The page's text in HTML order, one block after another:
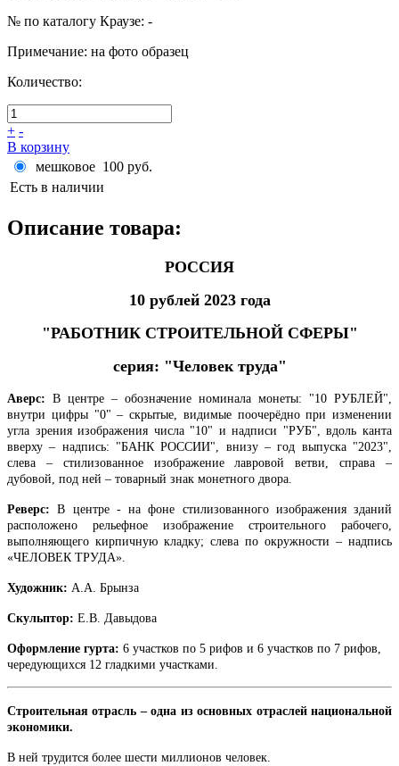
№ по каталогу Краузе: -
Примечание: на фото образец
Количество:
+ -
В корзину
мешковое 100 руб.
Есть в наличии
Описание товара:
РОССИЯ
10 рублей 2023 года
"РАБОТНИК СТРОИТЕЛЬНОЙ СФЕРЫ"
серия: "Человек труда"
Аверс: В центре – обозначение номинала монеты: "10 РУБЛЕЙ",
внутри цифры "0" – скрытые, видимые поочерёдно при изменении
угла зрения изображения числа "10" и надписи "РУБ", вдоль канта
вверху – надпись: "БАНК РОССИИ", внизу – год выпуска "2023",
слева – стилизованное изображение лавровой ветви, справа –
дубовой, под ней – товарный знак монетного двора.
Реверс: В центре - на фоне стилизованного изображения зданий
расположено рельефное изображение строительного рабочего,
выполняющего кирпичную кладку; слева по окружности – надпись
«ЧЕЛОВЕК ТРУДА».
Художник: А.А. Брынза
Скульптор: Е.В. Давыдова
Оформление гурта: 6 участков по 5 рифов и 6 участков по 7 рифов,
чередующихся 12 гладкими участками.
Строительная отрасль – одна из основных отраслей национальной
экономики.
В ней трудится более шести миллионов человек.